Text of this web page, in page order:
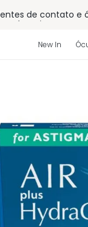
de contato e
todo o site
Brasil
compra
- cons. reg.
New In